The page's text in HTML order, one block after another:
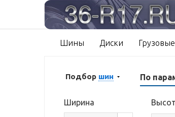
Шины Диски
По
Подбор шин
Ширина